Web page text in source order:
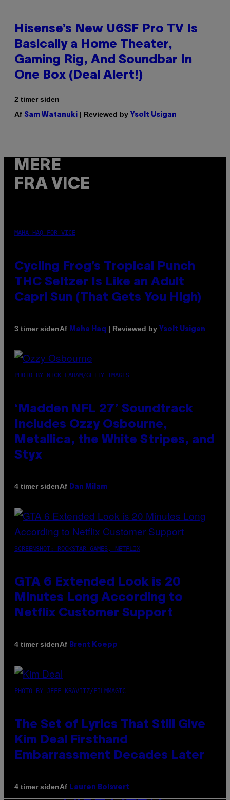
Hisense’s New U6SF Pro TV Is
Basically a Home Theater,
Gaming Rig, And Soundbar In
One Box (Deal Alert!)
2 timer siden
Af Sam Watanuki | Reviewed by Ysolt Usigan
MERE
FRA VICE
MAHA HAQ FOR VICE
Cycling Frog’s Tropical Punch
THC Seltzer Is Like an Adult
Capri Sun (That Gets You High)
3 timer sidenAf Maha Haq | Reviewed by Ysolt Usigan
PHOTO BY NICK LAHAM/GETTY IMAGES
‘Madden NFL 27’ Soundtrack
Includes Ozzy Osbourne,
Metallica, the White Stripes, and
Styx
4 timer sidenAf Dan Milam
SCREENSHOT: ROCKSTAR GAMES, NETFLIX
GTA 6 Extended Look is 20
Minutes Long According to
Netflix Customer Support
4 timer sidenAf Brent Koepp
PHOTO BY JEFF KRAVITZ/FILMMAGIC
The Set of Lyrics That Still Give
Kim Deal Firsthand
Embarrassment Decades Later
4 timer sidenAf Lauren Boisvert